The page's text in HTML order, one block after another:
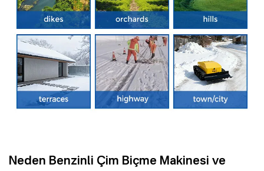
Neden Benzinli Çim Biçme Makinesi ve